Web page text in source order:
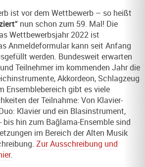
ist vor dem Wettbewerb – so heißt
nun schon zum 59. Mal! Die
Wettbewerbsjahr 2022 ist
Anmeldeformular kann seit Anfang
werden. Bundesweit erwarten
Teilnehmer im kommenden Jahr die
Akkordeon, Schlagzeug
Ensemblebereich gibt es viele
der Teilnahme: Von Klavier-
Klavier und ein Blasinstrument,
bis hin zum Bağlama-Ensemble sind
im Bereich der Alten Musik
Zur Ausschreibung und
.